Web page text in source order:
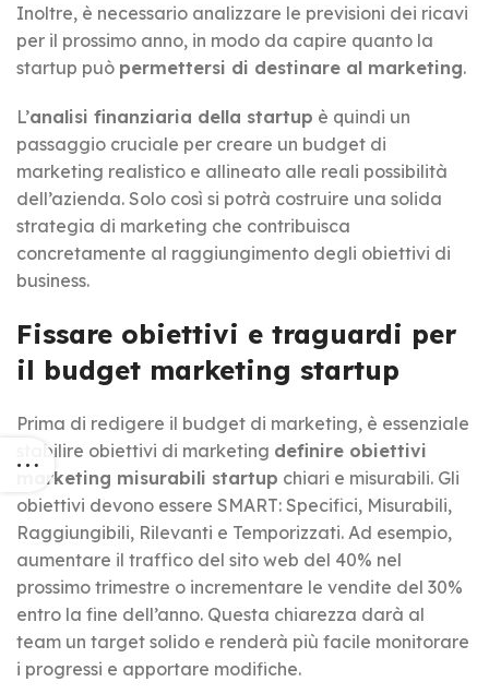
Inoltre, è necessario analizzare le previsioni dei ricavi
per il prossimo anno, in modo da capire quanto la
startup può permettersi di destinare al marketing.
L’analisi finanziaria della startup è quindi un
passaggio cruciale per creare un budget di
marketing realistico e allineato alle reali possibilità
dell’azienda. Solo così si potrà costruire una solida
strategia di marketing che contribuisca
concretamente al raggiungimento degli obiettivi di
business.
Fissare obiettivi e traguardi per
il budget marketing startup
Prima di redigere il budget di marketing, è essenziale
stabilire obiettivi di marketing definire obiettivi
marketing misurabili startup chiari e misurabili. Gli
obiettivi devono essere SMART: Specifici, Misurabili,
Raggiungibili, Rilevanti e Temporizzati. Ad esempio,
aumentare il traffico del sito web del 40% nel
prossimo trimestre o incrementare le vendite del 30%
entro la fine dell’anno. Questa chiarezza darà al
team un target solido e renderà più facile monitorare
i progressi e apportare modifiche.